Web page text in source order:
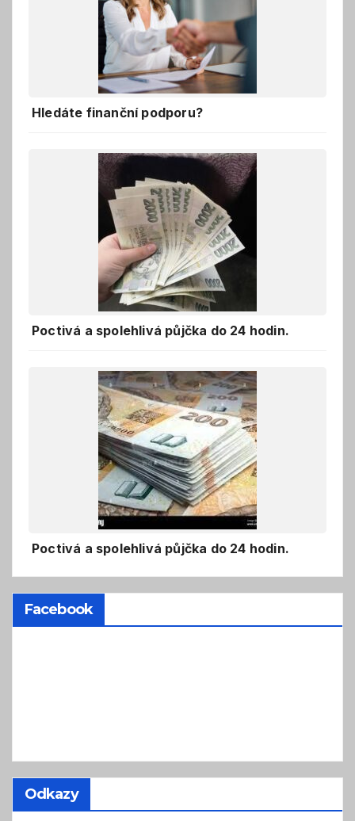
Hledáte finanční podporu?
Poctivá a spolehlivá půjčka do 24 hodin.
Poctivá a spolehlivá půjčka do 24 hodin.
Facebook
Odkazy